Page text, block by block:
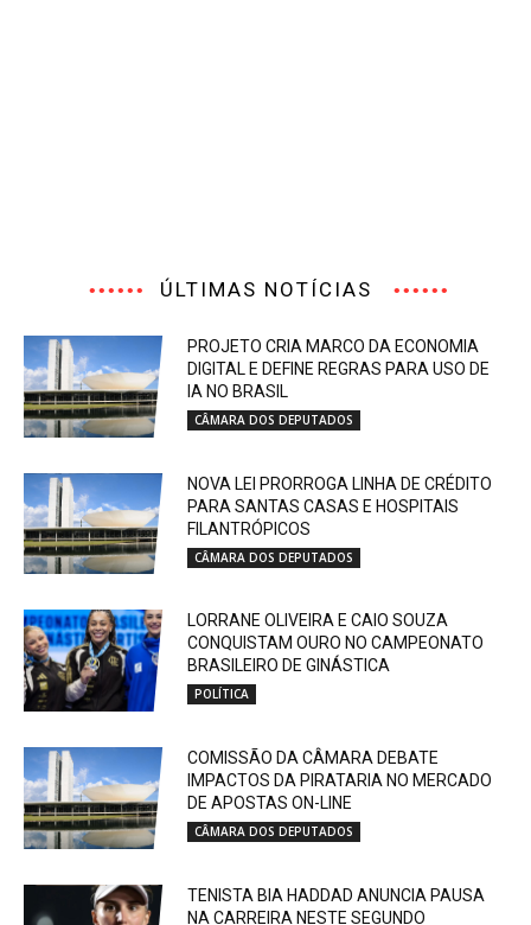
ÚLTIMAS NOTÍCIAS
PROJETO CRIA MARCO DA ECONOMIA
DIGITAL E DEFINE REGRAS PARA USO DE
IA NO BRASIL
CÂMARA DOS DEPUTADOS
NOVA LEI PRORROGA LINHA DE CRÉDITO
PARA SANTAS CASAS E HOSPITAIS
FILANTRÓPICOS
CÂMARA DOS DEPUTADOS
LORRANE OLIVEIRA E CAIO SOUZA
CONQUISTAM OURO NO CAMPEONATO
BRASILEIRO DE GINÁSTICA
POLÍTICA
COMISSÃO DA CÂMARA DEBATE
IMPACTOS DA PIRATARIA NO MERCADO
DE APOSTAS ON-LINE
CÂMARA DOS DEPUTADOS
TENISTA BIA HADDAD ANUNCIA PAUSA
NA CARREIRA NESTE SEGUNDO